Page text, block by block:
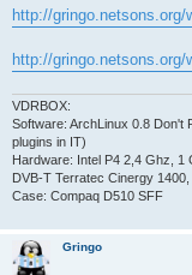
g
g
o
http://
http://
VDRBOX:
Software: ArchLinux 0.8 Don't
plugins in IT)
Hardware: Intel P4 2,4 Ghz, 1
DVB-T Terratec Cinergy
Case: Compaq D510 SFF
Gringo